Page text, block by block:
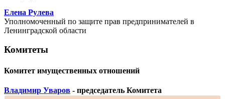
Елена Рулева
Уполномоченный по защите прав предпринимателей в
Ленинградской области
Комитеты
Комитет имущественных отношений
Владимир Уваров - председатель Комитета